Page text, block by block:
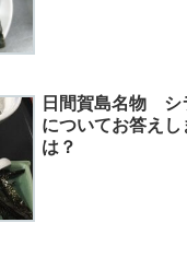
日間賀島名物 シ
についてお答え
は？